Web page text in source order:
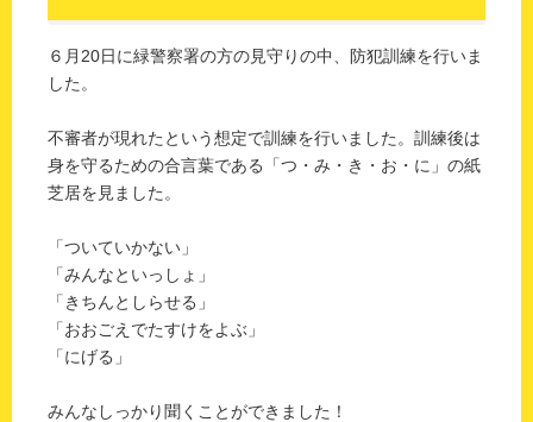
６月20日に緑警察署の方の見守りの中、防犯訓練を行いま
した。
不審者が現れたという想定で訓練を行いました。訓練後は
身を守るための合言葉である「つ・み・き・お・に」の紙
芝居を見ました。
「ついていかない」
「みんなといっしょ」
「きちんとしらせる」
「おおごえでたすけをよぶ」
「にげる」
みんなしっかり聞くことができました！